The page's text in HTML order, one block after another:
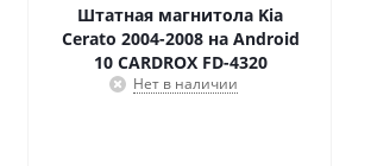
Штатная магнитола Kia
Cerato 2004-2008 на Android
10 CARDROX FD-4320
Нет в наличии